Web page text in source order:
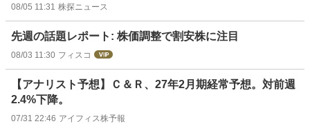
08/05 11:31 株探ニュース
先週の話題レポート: 株価調整で割安株に注目
08/03 11:30 フィスコ
【アナリスト予想】Ｃ＆Ｒ、27年2月期経常予想。対前週
2.4%下降。
07/31 22:46 アイフィス株予報